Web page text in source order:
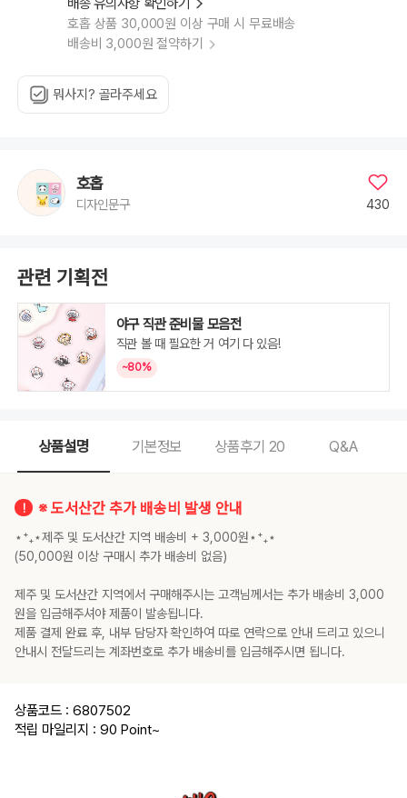
배송 유의사항 확인하기
호홉 상품 30,000원 이상 구매 시 무료배송
배송비 3,000원 절약하기
뭐사지? 골라주세요
호홉
디자인문구 430
관련 기획전
야구 직관 준비물 모음전
직관 볼 때 필요한 거 여기 다 있음!
~80%
상품설명 기본정보 상품후기 20 Q&A
※ 도서산간 추가 배송비 발생 안내
⋆⁺₊⋆제주 및 도서산간 지역 배송비 + 3,000원⋆⁺₊⋆
(50,000원 이상 구매시 추가 배송비 없음)
제주 및 도서산간 지역에서 구매해주시는 고객님께서는 추가 배송비 3,000
원을 입금해주셔야 제품이 발송됩니다.
제품 결제 완료 후, 내부 담당자 확인하여 따로 연락으로 안내 드리고 있으니
안내시 전달드리는 계좌번호로 추가 배송비를 입금해주시면 됩니다.
상품코드 : 6807502
적립 마일리지 : 90 Point~